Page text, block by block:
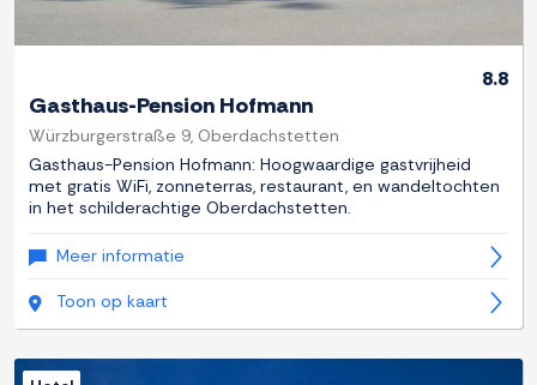
8.8
Gasthaus-Pension Hofmann
Würzburgerstraße 9, Oberdachstetten
Gasthaus-Pension Hofmann: Hoogwaardige gastvrijheid
met gratis WiFi, zonneterras, restaurant, en wandeltochten
in het schilderachtige Oberdachstetten.
Meer informatie
Toon op kaart